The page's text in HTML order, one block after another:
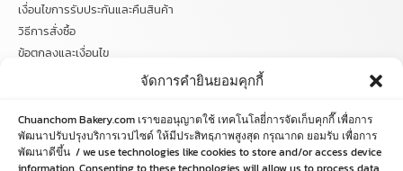
จัดการคำยินยอมคุกกี้
Chuanchom Bakery.com เราขออนุญาตใช้ เทคโนโลยี่การจัดเก็บคุกกี๊ เพื่อการ
พัฒนาปรับปรุงบริการเวปไซด์ ให้มีประสิทธฺภาพสูงสุด กรุณากด ยอมรับ เพื่อการ
พัฒนาดีขึ้น / we use technologies like cookies to store and/or access device
เงื่อนไขการรับประกันและคืนสินค้า
วิธีการสั่งซื้อ
ข้อตกลงและเงื่อนไข
ติดตามข่าวสารได้ที่
chuanchombakery